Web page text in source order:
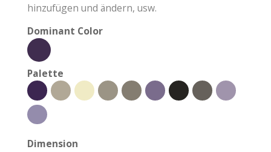
hinzufügen und ändern, usw.
Dominant Color
Palette
Dimension